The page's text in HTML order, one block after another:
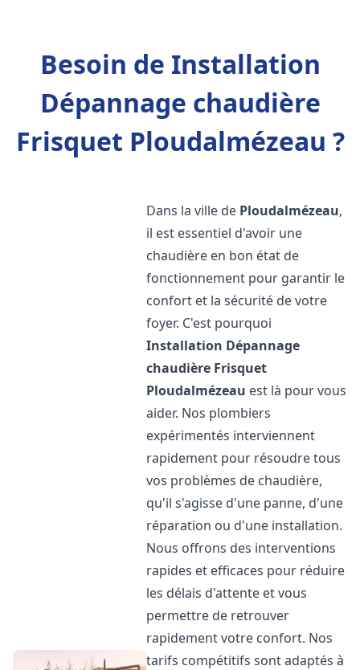
Besoin de Installation
Dépannage chaudière
Frisquet Ploudalmézeau ?
Dans la ville de Ploudalmézeau,
il est essentiel d'avoir une
chaudière en bon état de
fonctionnement pour garantir le
confort et la sécurité de votre
foyer. C'est pourquoi
Installation Dépannage
chaudière Frisquet
Ploudalmézeau est là pour vous
aider. Nos plombiers
expérimentés interviennent
rapidement pour résoudre tous
vos problèmes de chaudière,
qu'il s'agisse d'une panne, d'une
réparation ou d'une installation.
Nous offrons des interventions
rapides et efficaces pour réduire
les délais d'attente et vous
permettre de retrouver
rapidement votre confort. Nos
tarifs compétitifs sont adaptés à